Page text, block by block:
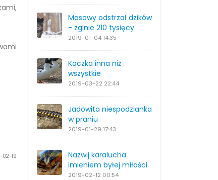
Masowy odstrzał dzików
- zginie 210 tysięcy
2019-01-04 14:35
Kaczka inna niż
wszystkie
2019-03-22 22:44
Jadowita niespodzianka
w praniu
2019-01-29 17:43
Nazwij karalucha
imieniem byłej miłości
2019-02-12 00:54
02-19